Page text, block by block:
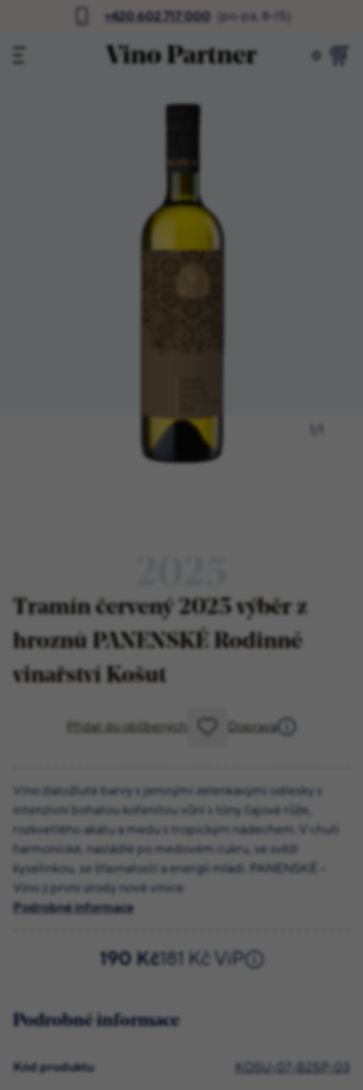
+420 602 717 000 (po-pá, 8-15)
0
Tramín červený 2025 výběr z
hroznů PANENSKÉ Rodinné
vinařství Košut
Přidat do oblíbených Doprava
Víno zlatožluté barvy s jemnými zelenkavými odlesky s
intenzivní bohatou kořenitou vůní s tóny čajové růže,
rozkvetlého akátu a medu s tropickým nádechem. V chuti
harmonické, nasládlé po medovém cukru, se svěží
kyselinkou, se šťavnatostí a energií mládí. PANENSKÉ –
Víno z první úrody nové vinice
Podrobné informace
190 Kč181 Kč ViP
Podrobné informace
Kód produktu KOSU-07-B25P-03